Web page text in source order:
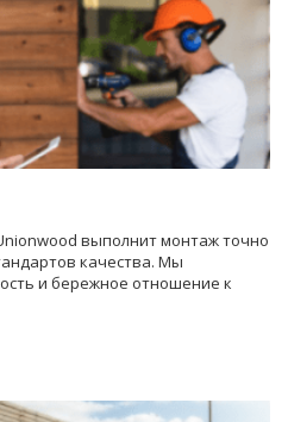
выполнит монтаж точно
качества. Мы
и бережное отношение к